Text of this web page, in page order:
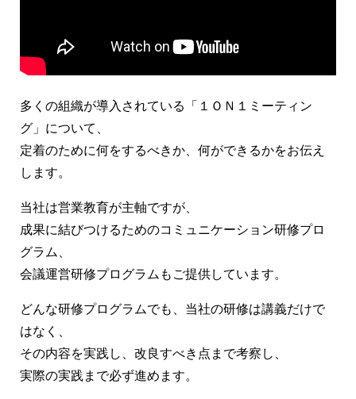
多くの組織が導入されている「１ＯＮ１ミーティン
グ」について、
定着のために何をするべきか、何ができるかをお伝え
します。
当社は営業教育が主軸ですが、
成果に結びつけるためのコミュニケーション研修プロ
グラム、
会議運営研修プログラムもご提供しています。
どんな研修プログラムでも、当社の研修は講義だけで
はなく、
その内容を実践し、改良すべき点まで考察し、
実際の実践まで必ず進めます。